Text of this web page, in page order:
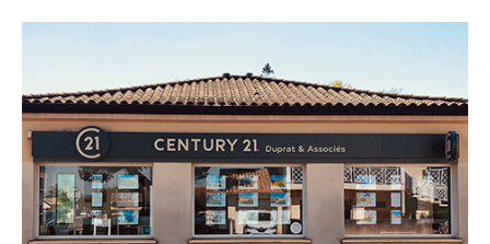
CENTURY 21 Duprat & Associés
39 C avenue de la Libération
BIGANOS - 33380
Envoyer un message